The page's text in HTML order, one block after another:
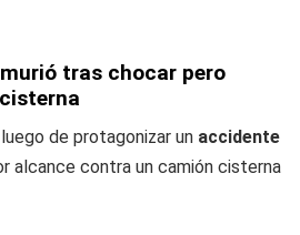
tras chocar pero
de protagonizar un accidente
alcance contra un camión cisterna